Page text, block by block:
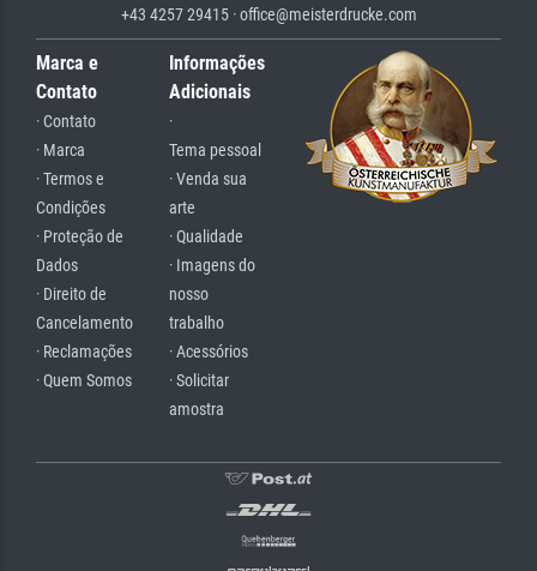
+43 4257 29415 · office@meisterdrucke.com
Marca e
Contato
· Contato
· Marca
· Termos e
Condições
· Proteção de
Dados
· Direito de
Cancelamento
· Reclamações
· Quem Somos
Informações
Adicionais
·
Tema pessoal
· Venda sua
arte
· Qualidade
· Imagens do
nosso
trabalho
· Acessórios
· Solicitar
amostra